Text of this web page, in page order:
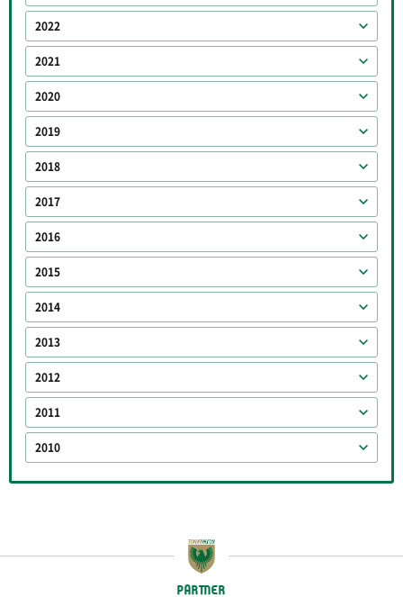
2022
2021
2020
2019
2018
2017
2016
2015
2014
2013
2012
2011
2010
PARTNER